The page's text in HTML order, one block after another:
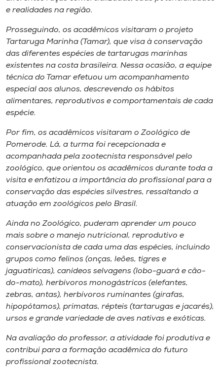
o idioma
A+
A-
e realidades na região.
Prosseguindo, os acadêmicos visitaram o projeto
Tartaruga Marinha (Tamar), que visa à conservação
das diferentes espécies de tartarugas marinhas
existentes na costa brasileira. Nessa ocasião, a equipe
técnica do Tamar efetuou um acompanhamento
especial aos alunos, descrevendo os hábitos
alimentares, reprodutivos e comportamentais de cada
espécie.
Por fim, os acadêmicos visitaram o Zoológico de
Pomerode. Lá, a turma foi recepcionada e
acompanhada pela zootecnista responsável pelo
zoológico, que orientou os acadêmicos durante toda a
visita e enfatizou a importância do profissional para a
conservação das espécies silvestres, ressaltando a
atuação em zoológicos pelo Brasil.
Ainda no Zoológico, puderam aprender um pouco
mais sobre o manejo nutricional, reprodutivo e
conservacionista de cada uma das espécies, incluindo
grupos como felinos (onças, leões, tigres e
jaguatiricas), canídeos selvagens (lobo-guará e cão-
do-mato), herbívoros monogástricos (elefantes,
zebras, antas), herbívoros ruminantes (girafas,
hipopótamos), primatas, répteis (tartarugas e jacarés),
ursos e grande variedade de aves nativas e exóticas.
Na avaliação do professor, a atividade foi produtiva e
contribui para a formação acadêmica do futuro
profissional zootecnista.